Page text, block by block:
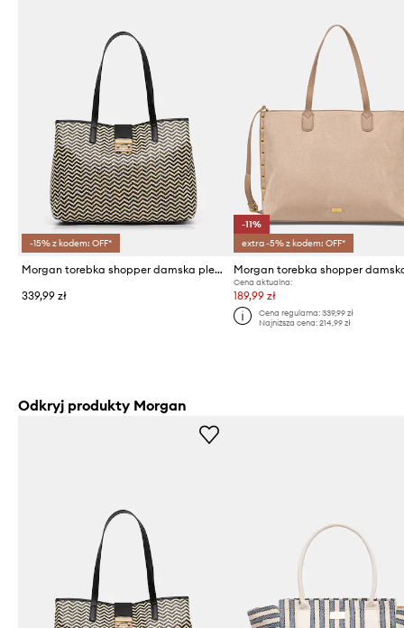
-15% z kodem: OFF*
Morgan torebka shopper damska pleciona 2ALIZ
339,99 zł
-11%
extra -5% z kodem: OFF*
Cena aktualna:
189,99 zł
Cena regularna: 339,99 zł
Najniższa cena: 214,99 zł
Odkryj produkty Morgan